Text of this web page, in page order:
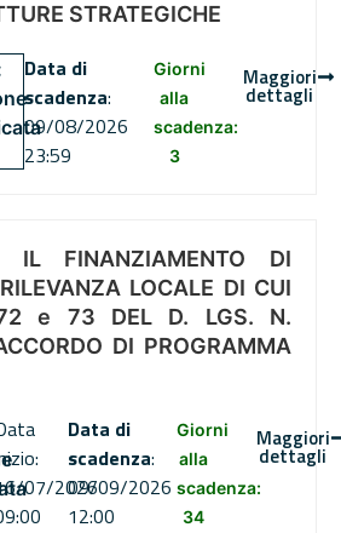
STRATEGICHE
Data di
scadenza:
09/08/2026
23:59
Giorni
alla
scadenza:
3
Maggiori
dettagli
IL FINANZIAMENTO DI
LOCALE DI CUI
e 73 DEL D. LGS. N.
DI PROGRAMMA
07/2026
Data di
scadenza:
09/09/2026
12:00
Giorni
alla
scadenza:
34
Maggiori
dettagli